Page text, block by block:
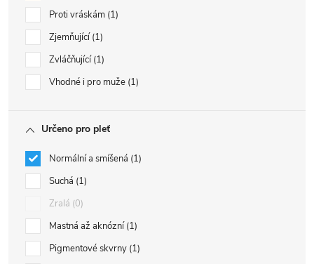
Proti vráskám 1
Zjemňující 1
Zvláčňující 1
Vhodné i pro muže 1
Určeno pro pleť
Normální a smíšená 1
Suchá 1
Zralá 0
Mastná až aknózní 1
Pigmentové skvrny 1